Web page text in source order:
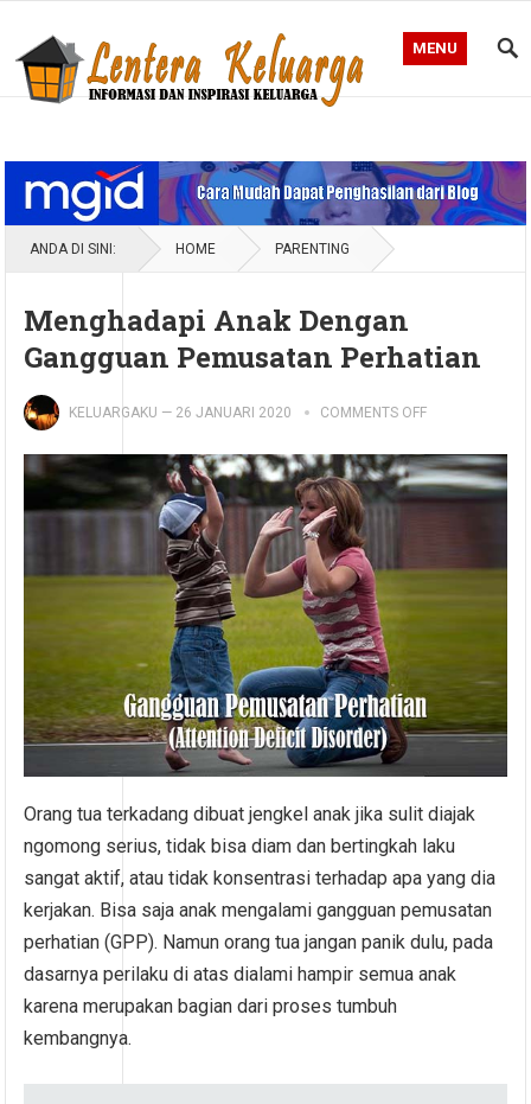
MENU
ANDA DI SINI: HOME PARENTING
Menghadapi Anak Dengan
Gangguan Pemusatan Perhatian
KELUARGAKU — 26 JANUARI 2020 COMMENTS OFF
Orang tua terkadang dibuat jengkel anak jika sulit diajak
ngomong serius, tidak bisa diam dan bertingkah laku
sangat aktif, atau tidak konsentrasi terhadap apa yang dia
kerjakan. Bisa saja anak mengalami gangguan pemusatan
perhatian (GPP). Namun orang tua jangan panik dulu, pada
dasarnya perilaku di atas dialami hampir semua anak
karena merupakan bagian dari proses tumbuh
kembangnya.